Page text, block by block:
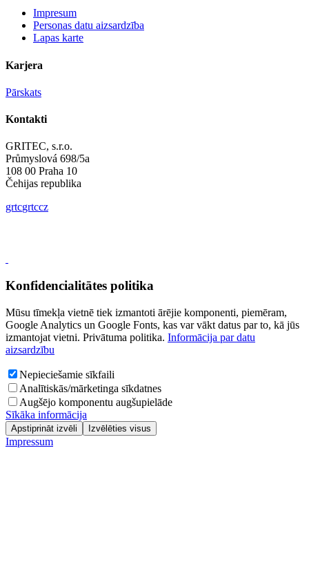
Impresum
Personas datu aizsardzība
Lapas karte
Karjera
Pārskats
Kontakti
GRITEC, s.r.o.
Průmyslová 698/5a
108 00 Praha 10
Čehijas republika
grtcgrtccz
Konfidencialitātes politika
Mūsu tīmekļa vietnē tiek izmantoti ārējie komponenti, piemēram,
Google Analytics un Google Fonts, kas var vākt datus par to, kā jūs
izmantojat vietni. Privātuma politika. Informācija par datu
aizsardzību
Nepieciešamie sīkfaili
Analītiskās/mārketinga sīkdatnes
Augšējo komponentu augšupielāde
Sīkāka informācija
Apstiprināt izvēli Izvēlēties visus
Impressum